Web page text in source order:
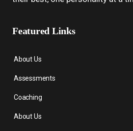
Featured Links
About Us
Assessments
Coaching
About Us